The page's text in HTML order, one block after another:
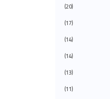
(20)
(17)
(14)
(14)
(13)
(11)